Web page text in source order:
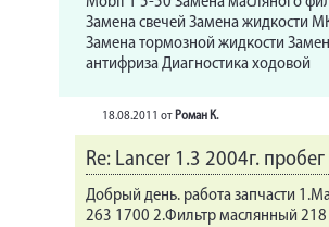
Замена свечей Замена жидкости
Замена тормозной жидкости
антифриза Диагностика ходовой
18.08.2011 от Роман К.
Re: Lancer 1.3 2004г.
Добрый день. работа запчасти
263 1700 2.Фильтр маслянный 218